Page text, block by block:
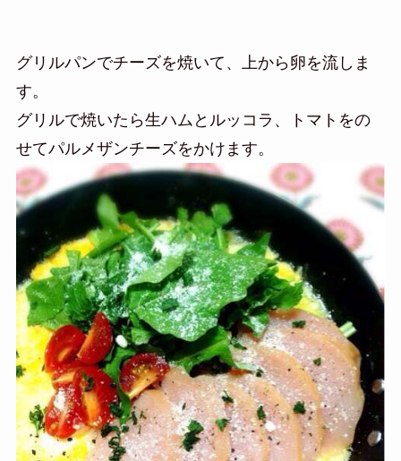
グリルパンでチーズを焼いて、上から卵を流しま
す。
グリルで焼いたら生ハムとルッコラ、トマトをの
せてパルメザンチーズをかけます。